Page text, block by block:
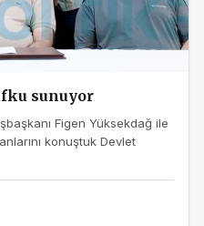
sunuyor
Figen Yüksekdağ ile
konuştuk Devlet